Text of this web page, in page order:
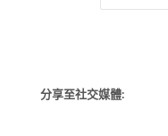
分享至社交媒體: